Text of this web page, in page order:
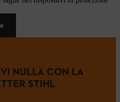
NULLA CON LA
STIHL